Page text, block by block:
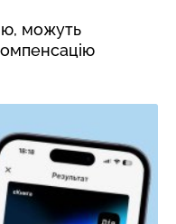
можуть